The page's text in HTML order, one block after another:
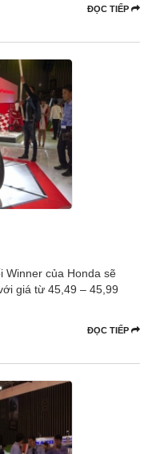
ĐỌC TIẾP
Winner của Honda sẽ
giá từ 45,49 – 45,99
ĐỌC TIẾP